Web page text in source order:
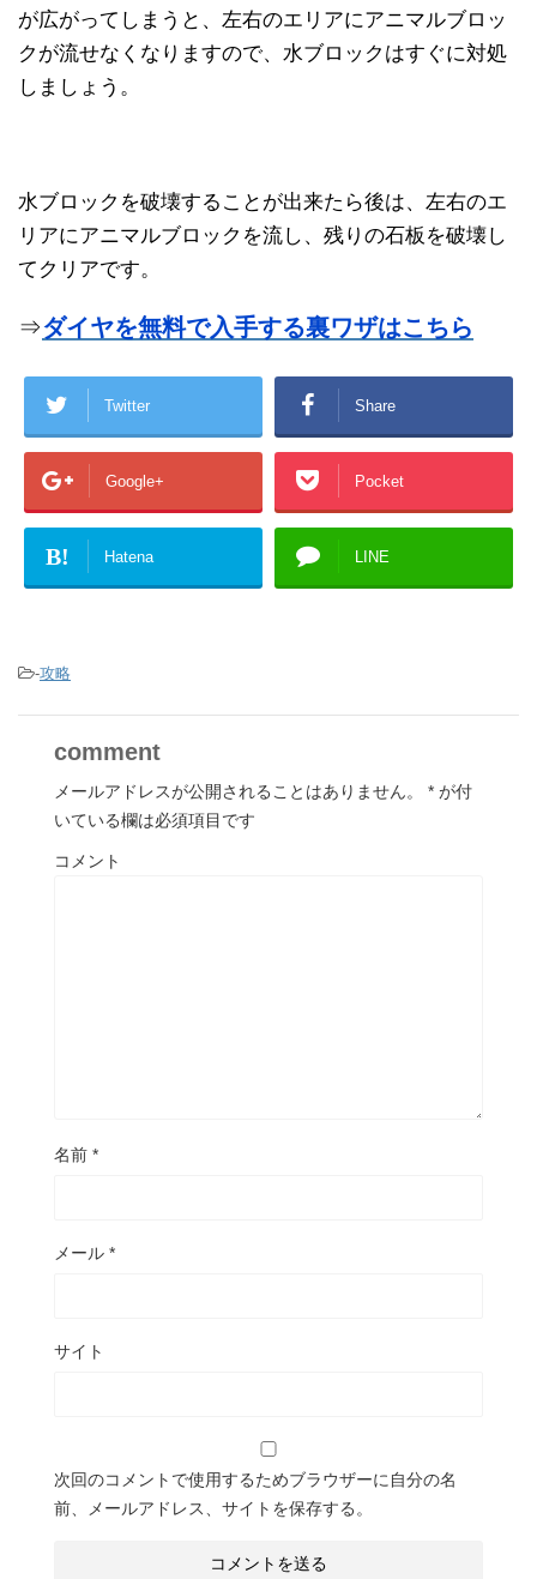
が広がってしまうと、左右のエリアにアニマルブロッ
クが流せなくなりますので、水ブロックはすぐに対処
しましょう。
水ブロックを破壊することが出来たら後は、左右のエ
リアにアニマルブロックを流し、残りの石板を破壊し
てクリアです。
⇒ダイヤを無料で入手する裏ワザはこちら
Twitter Share
Google+ Pocket
B! Hatena LINE
-攻略
comment
メールアドレスが公開されることはありません。 * が付
いている欄は必須項目です
コメント
名前 *
メール *
サイト
次回のコメントで使用するためブラウザーに自分の名
前、メールアドレス、サイトを保存する。